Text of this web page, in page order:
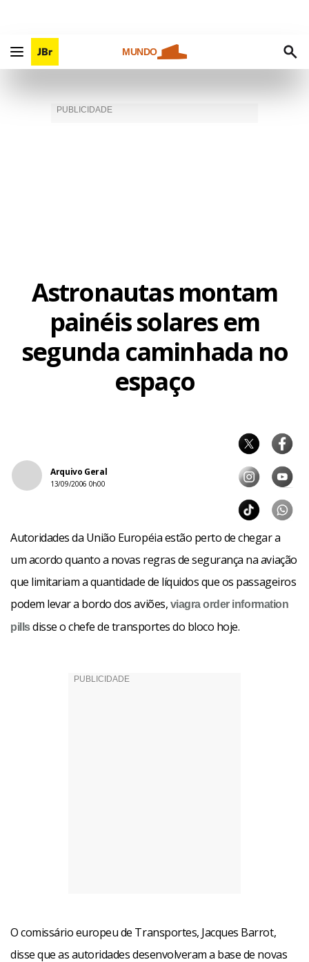
MUNDO
Astronautas montam
painéis solares em
segunda caminhada no
espaço
Arquivo Geral
13/09/2006 0h00
Autoridades da União Européia estão perto de chegar a
um acordo quanto a novas regras de segurança na aviação
que limitariam a quantidade de líquidos que os passageiros
podem levar a bordo dos aviões, viagra order information
pillsdisse o chefe de transportes do bloco hoje.
O comissário europeu de Transportes, Jacques Barrot,
disse que as autoridades desenvolveram a base de novas